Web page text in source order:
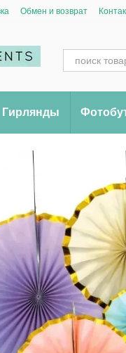
Обмен и возврат
Гирлянды